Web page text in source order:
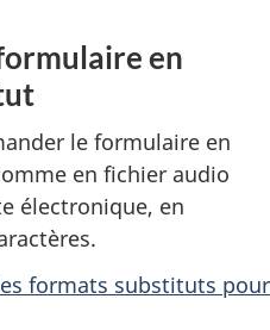
en
le formulaire en
en fichier audio
électronique, en
formats substituts